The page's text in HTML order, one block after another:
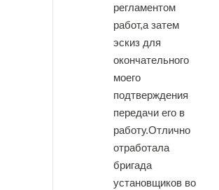
регламентом
работ,а затем
эскиз для
окончательного
моего
подтверждения
передачи его в
работу.Отлично
отработала
бригада
установщиков во